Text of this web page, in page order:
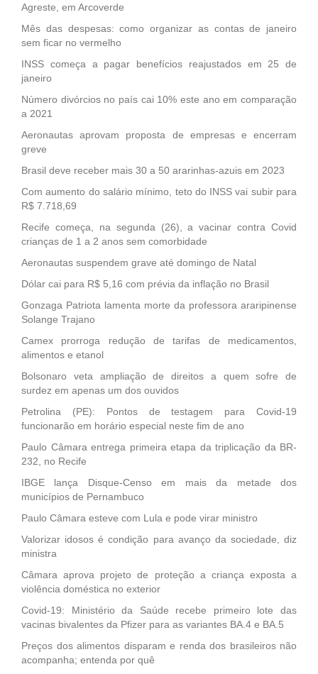
Agreste, em Arcoverde
Mês das despesas: como organizar as contas de janeiro
sem ficar no vermelho
INSS começa a pagar benefícios reajustados em 25 de
janeiro
Número divórcios no país cai 10% este ano em comparação
a 2021
Aeronautas aprovam proposta de empresas e encerram
greve
Brasil deve receber mais 30 a 50 ararinhas-azuis em 2023
Com aumento do salário mínimo, teto do INSS vai subir para
R$ 7.718,69
Recife começa, na segunda (26), a vacinar contra Covid
crianças de 1 a 2 anos sem comorbidade
Aeronautas suspendem grave até domingo de Natal
Dólar cai para R$ 5,16 com prévia da inflação no Brasil
Gonzaga Patriota lamenta morte da professora araripinense
Solange Trajano
Camex prorroga redução de tarifas de medicamentos,
alimentos e etanol
Bolsonaro veta ampliação de direitos a quem sofre de
surdez em apenas um dos ouvidos
Petrolina (PE): Pontos de testagem para Covid-19
funcionarão em horário especial neste fim de ano
Paulo Câmara entrega primeira etapa da triplicação da BR-
232, no Recife
IBGE lança Disque-Censo em mais da metade dos
municípios de Pernambuco
Paulo Câmara esteve com Lula e pode virar ministro
Valorizar idosos é condição para avanço da sociedade, diz
ministra
Câmara aprova projeto de proteção a criança exposta a
violência doméstica no exterior
Covid-19: Ministério da Saúde recebe primeiro lote das
vacinas bivalentes da Pfizer para as variantes BA.4 e BA.5
Preços dos alimentos disparam e renda dos brasileiros não
acompanha; entenda por quê